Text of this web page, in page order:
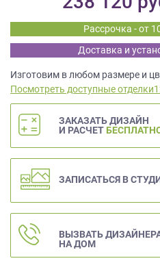
Рассрочка - от
Доставка и
Изготовим в любом размере и
Посмотреть доступные
ЗАКАЗАТЬ ДИЗАЙН
И РАСЧЕТ
ЗАПИСАТЬСЯ В
ВЫЗВАТЬ
НА ДОМ